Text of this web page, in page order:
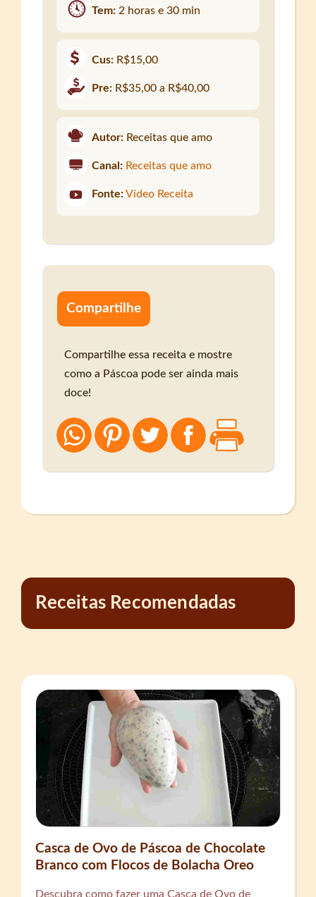
Tem:2 horas e 30 min
Cus: R$15,00
Pre: R$35,00 a R$40,00
Autor: Receitas que amo
Canal: Receitas que amo
Fonte: Vídeo Receita
Compartilhe
Compartilhe essa receita e mostre
como a Páscoa pode ser ainda mais
doce!
Receitas Recomendadas
Casca de Ovo de Páscoa de Chocolate
Branco com Flocos de Bolacha Oreo
Descubra como fazer uma Casca de Ovo de